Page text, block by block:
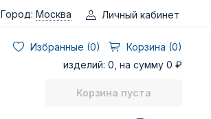
Город: Москва Личный кабинет
Избранные (0)
Корзина (0)
изделий: 0, на сумму 0 ₽
Корзина пуста